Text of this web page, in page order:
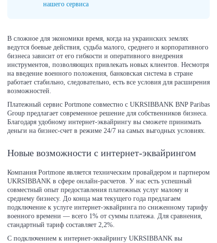
нашего сервиса
В сложное для экономики время, когда на украинских землях
ведутся боевые действия, судьба малого, среднего и корпоративного
бизнеса зависит от его гибкости и оперативного внедрения
инструментов, позволяющих привлекать новых клиентов. Несмотря
на введение военного положения, банковская система в стране
работает стабильно, следовательно, есть все условия для расширения
возможностей.
Платежный сервис Portmone совместно с UKRSIBBANK BNP Paribas
Group предлагает современное решение для собственников бизнеса.
Благодаря удобному интернет-эквайрингу вы сможете принимать
деньги на бизнес-счет в режиме 24/7 на самых выгодных условиях.
Новые возможности с интернет-эквайрингом
Компания Portmone является техническим провайдером и партнером
UKRSIBBANK в сфере онлайн-расчетов. У нас есть успешный
совместный опыт предоставления платежных услуг малому и
среднему бизнесу. До конца мая текущего года предлагаем
подключение к услуге интернет-эквайринга по сниженному тарифу
военного времени — всего 1% от суммы платежа. Для сравнения,
стандартный тариф составляет 2,2%.
С подключением к интернет-эквайрингу UKRSIBBANK вы